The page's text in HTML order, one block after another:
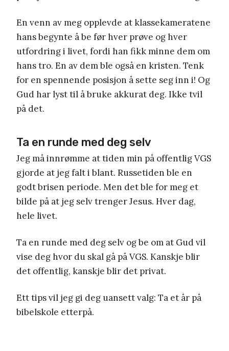
En venn av meg opplevde at klassekameratene
hans begynte å be før hver prøve og hver
utfordring i livet, fordi han fikk minne dem om
hans tro. En av dem ble også en kristen. Tenk
for en spennende posisjon å sette seg inn i! Og
Gud har lyst til å bruke akkurat deg. Ikke tvil
på det.
Ta en runde med deg selv
Jeg må innrømme at tiden min på offentlig VGS
gjorde at jeg falt i blant. Russetiden ble en
godt brisen periode. Men det ble for meg et
bilde på at jeg selv trenger Jesus. Hver dag,
hele livet.
Ta en runde med deg selv og be om at Gud vil
vise deg hvor du skal gå på VGS. Kanskje blir
det offentlig, kanskje blir det privat.
Ett tips vil jeg gi deg uansett valg: Ta et år på
bibelskole etterpå.